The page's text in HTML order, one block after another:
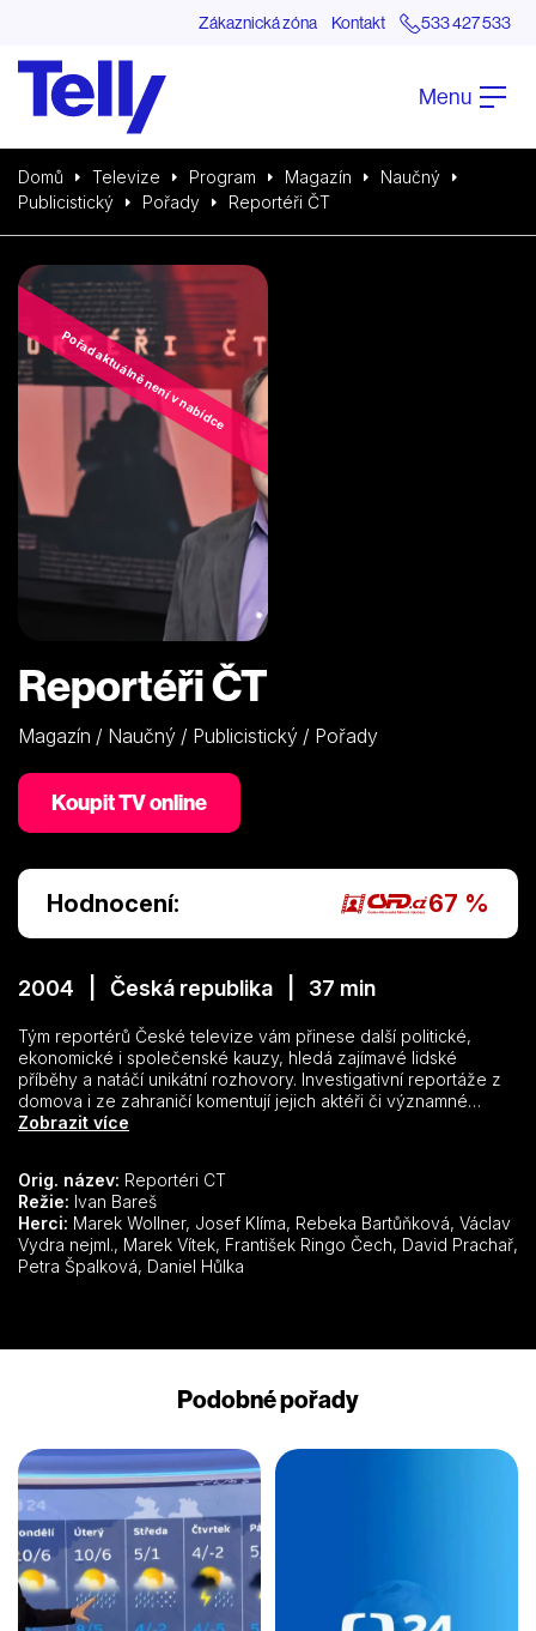
Zákaznická zóna Kontakt 533 427 533
Menu
Domů Televize Program Magazín
Naučný
Publicistický
Pořady Reportéři ČT
Pořad aktuálně není v nabídce
Reportéři ČT
Magazín / Naučný / Publicistický / Pořady
Koupit TV online
Hodnocení: 67 %
2004 | Česká republika | 37 min
Tým reportérů České televize vám přinese další politické,
ekonomické i společenské kauzy, hledá zajímavé lidské
příběhy a natáčí unikátní rozhovory. Investigativní reportáže z
domova i ze zahraničí komentují jejich aktéři či významné
osobnosti přímo ve studiu. S redakcí spolupracuje řada
Zobrazit více
Orig. název: Reportéri CT
Režie: Ivan Bareš
Herci:
Vydra nejml., Marek Vítek, František Ringo Čech, David Prachař,
Petra Špalková, Daniel Hůlka
Podobné pořady